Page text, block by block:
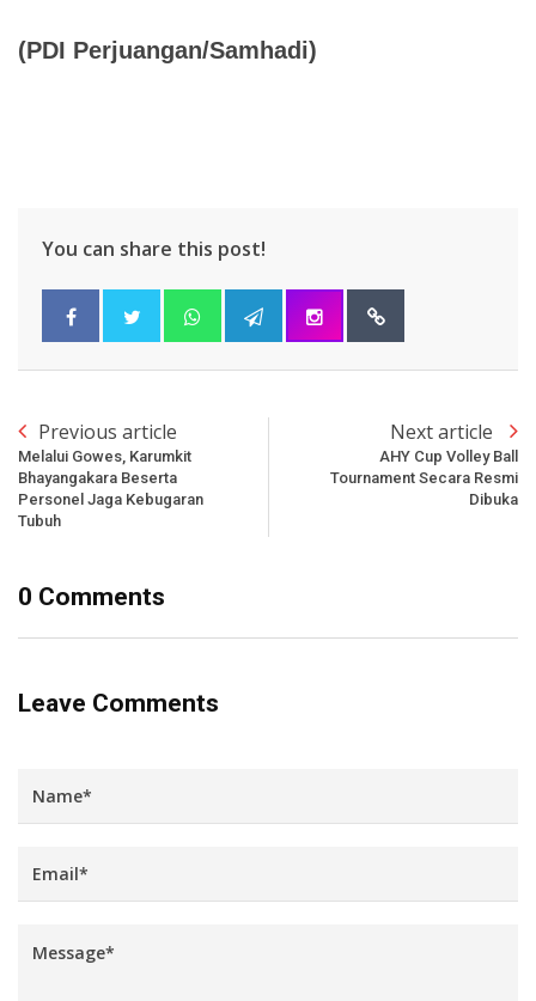
(PDI Perjuangan/Samhadi)
You can share this post!
Previous article
Melalui Gowes, Karumkit
Bhayangakara Beserta
Personel Jaga Kebugaran
Tubuh
Next article
AHY Cup Volley Ball
Tournament Secara Resmi
Dibuka
0 Comments
Leave Comments